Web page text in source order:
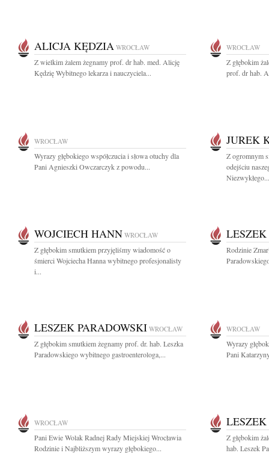
ALICJA KĘDZIA WROCŁAW
Z wielkim żalem żegnamy prof. dr hab. med. Alicję
Kędzię Wybitnego lekarza i nauczyciela...
WROCŁAW
Z głębokim
prof. dr hab.
WROCŁAW
Wyrazy głębokiego współczucia i słowa otuchy dla
Pani Agnieszki Owczarczyk z powodu...
JUREK
Z ogromnym
odejściu
Niezwykłego...
WOJCIECH HANN WROCŁAW
Z głębokim smutkiem przyjęliśmy wiadomość o
śmierci Wojciecha Hanna wybitnego profesjonalisty
i...
Rodzinie
LESZEK PARADOWSKI WROCŁAW
Z głębokim smutkiem żegnamy prof. dr. hab. Leszka
Paradowskiego wybitnego gastroenterologa,...
WROCŁAW
Wyrazy
Pani
WROCŁAW
Pani Ewie Wolak Radnej Rady Miejskiej Wrocławia
Rodzinie i Najbliższym wyrazy głębokiego...
Z głębokim
hab. Leszek